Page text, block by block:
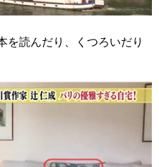
を読んだり、くつろいだり